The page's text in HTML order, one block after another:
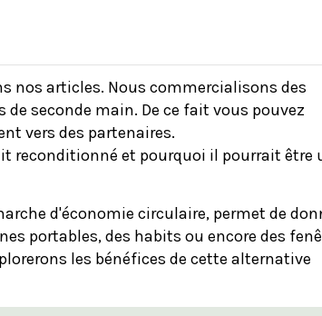
nos articles. Nous commercialisons des
seconde main. De ce fait vous pouvez
vers des partenaires.
reconditionné et pourquoi il pourrait être
d'économie circulaire, permet de
portables, des habits ou encore des
les bénéfices de cette alternative